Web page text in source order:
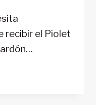
recibir el Piolet